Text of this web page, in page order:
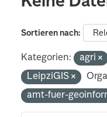
Sortieren nach
Kategorien: agri
LeipziGIS
amt-fuer-